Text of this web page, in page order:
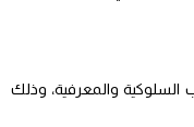
السلوكية والمعرفية، وذلك